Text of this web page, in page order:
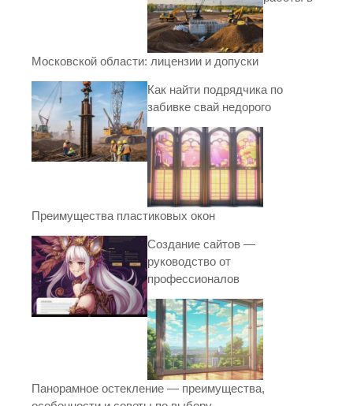
Московской области: лицензии и допуски
Как найти подрядчика по
забивке свай недорого
Преимущества пластиковых окон
Создание сайтов —
руководство от
профессионалов
Панорамное остекление — преимущества,